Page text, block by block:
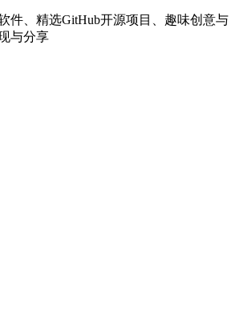
件、精选GitHub开源项目、趣味创意与
与分享